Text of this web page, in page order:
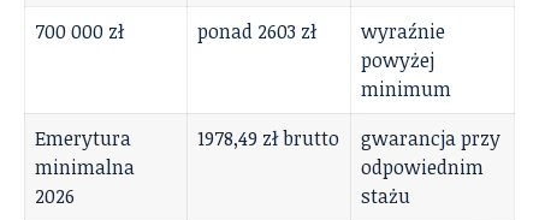
700 000 zł
ponad 2603 zł
wyraźnie
powyżej
minimum
Emerytura
minimalna
2026
1978,49 zł brutto
gwarancja przy
odpowiednim
stażu